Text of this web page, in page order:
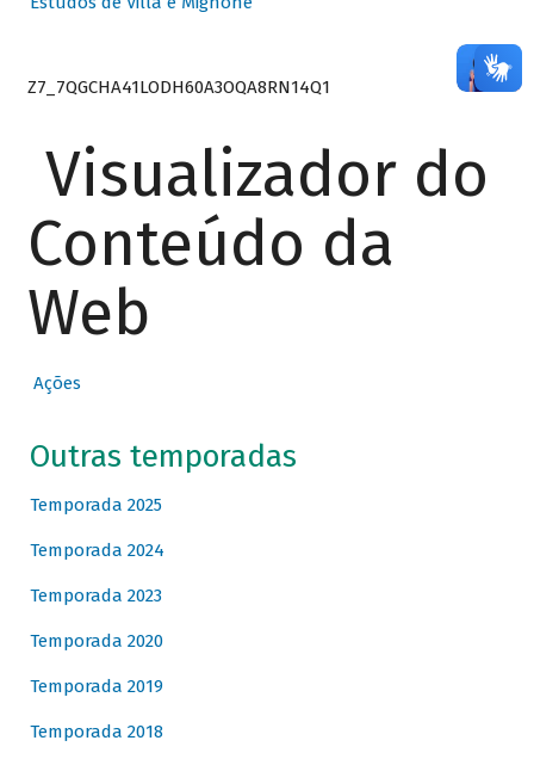
Z7_7QGCHA41LODH60A3OQA8RN14Q1
Visualizador do
Conteúdo da
Web
Ações
Outras temporadas
Temporada 2025
Temporada 2024
Temporada 2023
Temporada 2020
Temporada 2019
Temporada 2018